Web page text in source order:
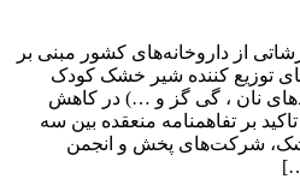
از داروخانه‌های کشور مبنی بر
توزیع کننده شیر خشک کودک
نان ، گی گز و …) در کاهش
بر تفاهمنامه منعقده بین سه
شرکت‌های پخش و انجمن